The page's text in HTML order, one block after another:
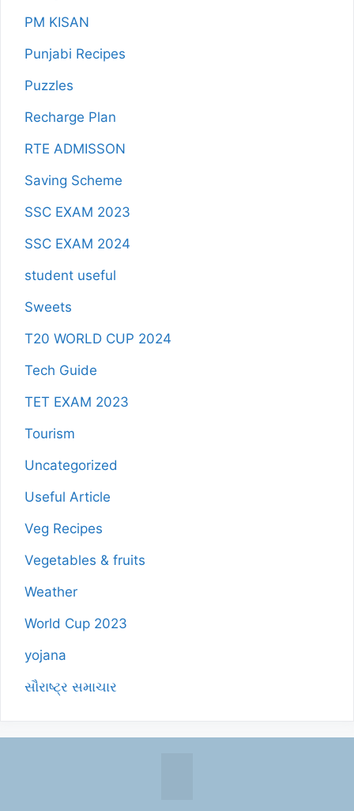
PM KISAN
Punjabi Recipes
Puzzles
Recharge Plan
RTE ADMISSON
Saving Scheme
SSC EXAM 2023
SSC EXAM 2024
student useful
Sweets
T20 WORLD CUP 2024
Tech Guide
TET EXAM 2023
Tourism
Uncategorized
Useful Article
Veg Recipes
Vegetables & fruits
Weather
World Cup 2023
yojana
સૌરાષ્ટ્ર સમાચાર